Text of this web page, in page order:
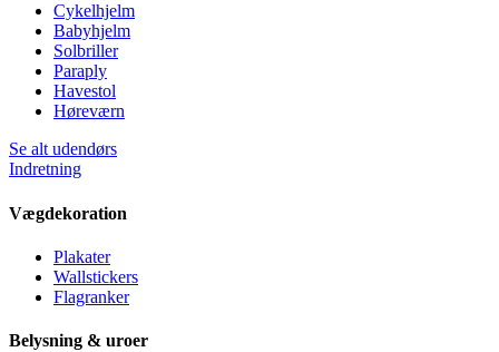
Cykelhjelm
Babyhjelm
Solbriller
Paraply
Havestol
Høreværn
Se alt udendørs
Indretning
Vægdekoration
Plakater
Wallstickers
Flagranker
Belysning & uroer